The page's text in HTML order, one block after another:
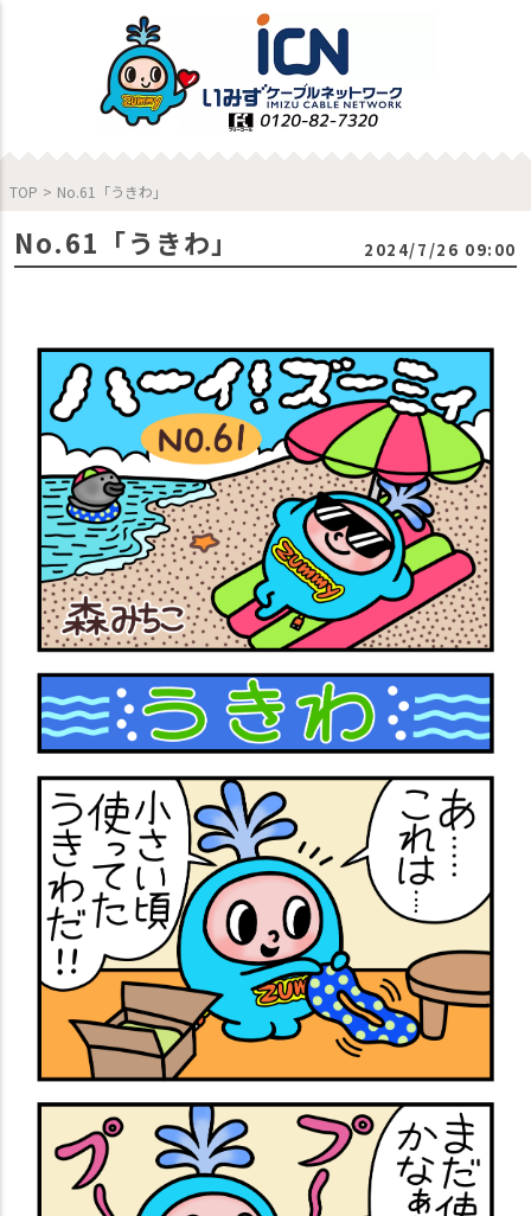
TOP > No.61「うきわ」
No.61「うきわ」 2024/7/26 09:00